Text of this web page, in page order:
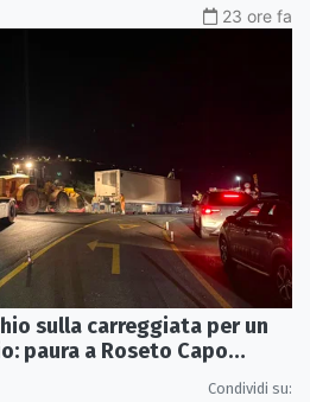
23 ore fa
sulla carreggiata per un
paura a Roseto Capo
Condividi su: